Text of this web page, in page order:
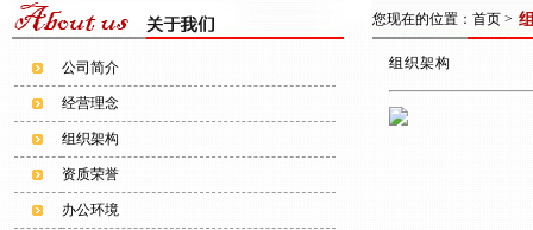
公司简介
经营理念
组织架构
资质荣誉
办公环境
您现在的位置： 首页 >
组织架构